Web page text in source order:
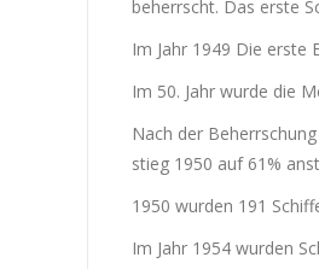
beherrscht. Das erste
Im Jahr 1949 Die erste
Im 50. Jahr wurde die
Nach der
stieg 1950 auf 61%
1950 wurden 191
Im Jahr 1954 wurden